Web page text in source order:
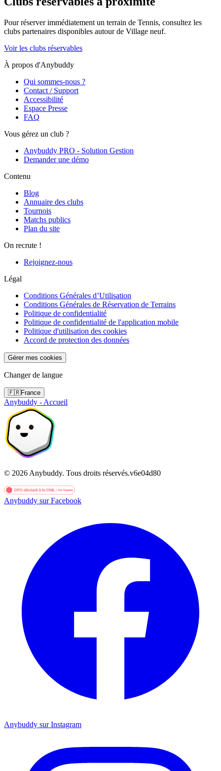
Pour réserver immédiatement un terrain de Tennis, consultez les
clubs partenaires disponibles autour de Village neuf.
Voir les clubs réservables
À propos d'Anybuddy
Qui sommes-nous ?
Contact / Support
Accessibilité
Espace Presse
FAQ
Vous gérez un club ?
Anybuddy PRO - Solution Gestion
Demander une démo
Contenu
Blog
Annuaire des clubs
Tournois
Matchs publics
Plan du site
On recrute !
Rejoignez-nous
Légal
Conditions Générales d’Utilisation
Conditions Générales de Réservation de Terrains
Politique de confidentialité
Politique de confidentialité de l'application mobile
Politique d'utilisation des cookies
Accord de protection des données
Gérer mes cookies
Changer de langue
🇫🇷France
Anybuddy - Accueil
© 2026 Anybuddy. Tous droits réservés.v6e04d80
Anybuddy sur Facebook
Anybuddy sur Instagram